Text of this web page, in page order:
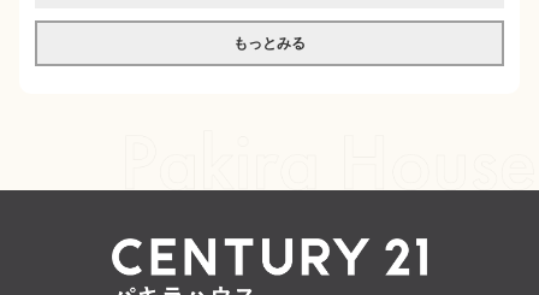
もっとみる